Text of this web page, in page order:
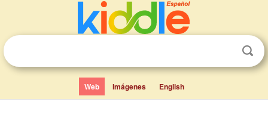
Web Imágenes English